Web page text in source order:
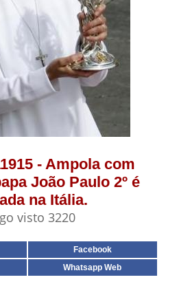
- Ampola com
João Paulo 2º é
na Itália.
visto 3220
Facebook
Whatsapp Web